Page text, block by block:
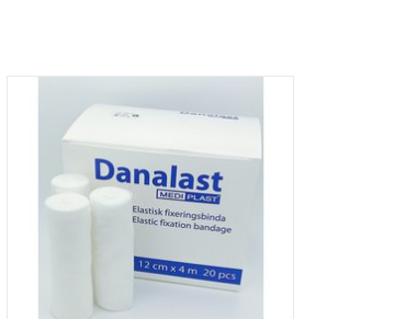
is geschikt voor het vastzetten van
wondbedekkers zoals een zalfgaas of
gaaskompres. Daarbij blijft een hoge mate
van bewegingsvrijheid behouden. De
elasticiteit van het windsel zorgt voor een
goede rekbaarheid w
TOEVOEGEN AAN WINKELWAGEN